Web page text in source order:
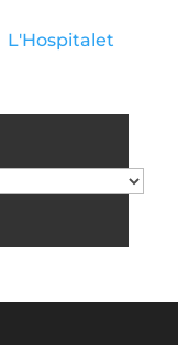
L'Hospitalet